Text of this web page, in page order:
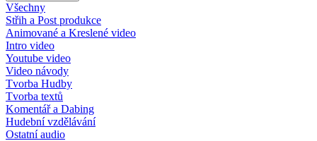
Všechny
Střih a Post produkce
Animované a Kreslené video
Intro video
Youtube video
Video návody
Tvorba Hudby
Tvorba textů
Komentář a Dabing
Hudební vzdělávání
Ostatní audio